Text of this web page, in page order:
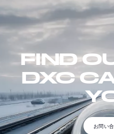
FIND
DXC
お問い